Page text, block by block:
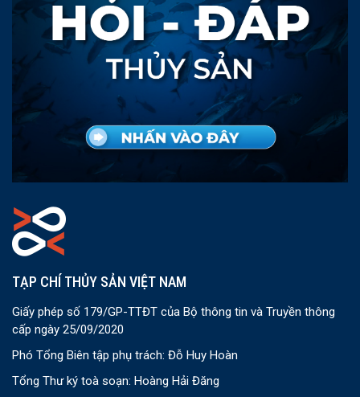
TẠP CHÍ THỦY SẢN VIỆT NAM
Giấy phép số 179/GP-TTĐT của Bộ thông tin và Truyền thông
cấp ngày 25/09/2020
Phó Tổng Biên tập phụ trách: Đỗ Huy Hoàn
Tổng Thư ký toà soạn: Hoàng Hải Đăng